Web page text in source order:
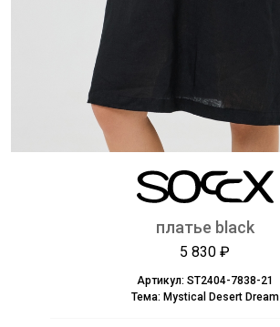
платье black
5 830 ₽
Артикул: ST2404-7838-21
Тема: Mystical Desert Dream